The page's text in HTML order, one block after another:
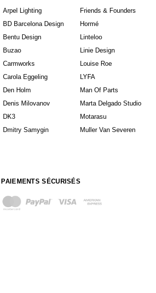
Arpel Lighting
BD Barcelona Design
Bentu Design
Buzao
Carmworks
Carola Eggeling
Den Holm
Denis Milovanov
DK3
Dmitry Samygin
Friends & Founders
Hormé
Linteloo
Linie Design
Louise Roe
LYFA
Man Of Parts
Marta Delgado Studio
Motarasu
Muller Van Severen
PAIEMENTS SÉCURISÉS